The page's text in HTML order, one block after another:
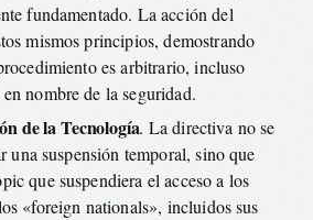
fundamentado. La acción del
mismos principios, demostrando
es arbitrario, incluso
nombre de la seguridad.
de la Tecnología. La directiva no se
una suspensión temporal, sino que
que suspendiera el acceso a los
«foreign nationals», incluidos sus